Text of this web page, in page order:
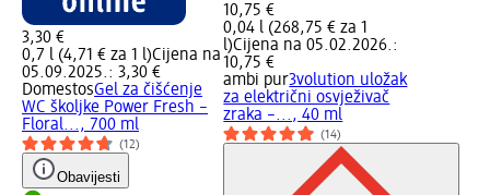
3,30 €
0,7 l (4,71 € za 1 l)Cijena na
05.09.2025.: 3,30 €
DomestosGel za čišćenje
WC školjke Power Fresh –
Floral..., 700 ml
(12)
Obavijesti
10,75 €
0,04 l (268,75 € za 1
l)Cijena na 05.02.2026.:
10,75 €
ambi pur3volution uložak
za električni osvježivač
zraka –..., 40 ml
(14)